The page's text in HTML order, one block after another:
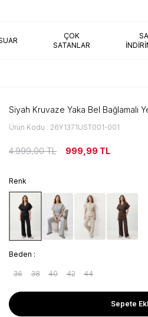
ÇOK
SATANLAR
Siyah Kruvaze Yaka Bel Bağlamalı
Ürün Kodu : 26Y1371UST001-001
4.999,00TL 999,99 TL
Renk
Beden :
36 38 40 42 44
Sepete